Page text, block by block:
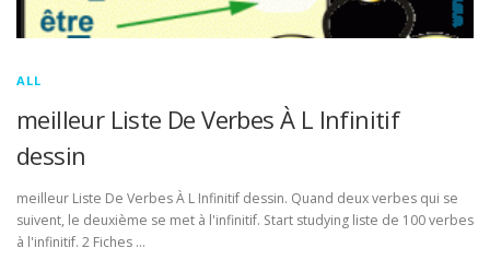
ALL
meilleur Liste De Verbes À L Infinitif
dessin
meilleur Liste De Verbes À L Infinitif dessin. Quand deux verbes qui se
suivent, le deuxième se met à l'infinitif. Start studying liste de 100 verbes
à l'infinitif. 2 Fiches …